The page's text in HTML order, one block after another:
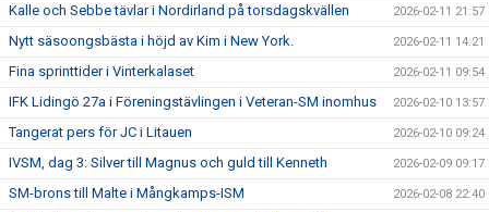
Kalle och Sebbe tävlar i Nordirland på torsdagskvällen 2026-02-11 21:57
Nytt säsoongsbästa i höjd av Kim i New York. 2026-02-11 14:21
Fina sprinttider i Vinterkalaset 2026-02-11 09:54
IFK Lidingö 27a i Föreningstävlingen i Veteran-SM inomhus 2026-02-10 13:57
Tangerat pers för JC i Litauen 2026-02-10 09:24
IVSM, dag 3: Silver till Magnus och guld till Kenneth 2026-02-09 09:17
SM-brons till Malte i Mångkamps-ISM 2026-02-08 22:40